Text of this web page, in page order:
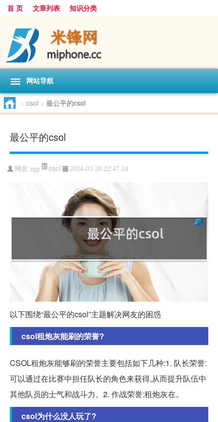
首 页 文章列表 知识分类
网站导航
> csol > 最公平的csol
最公平的csol
网友:zgp csol 2024-03-28 22:47:24
以下围绕“最公平的csol”主题解决网友的困惑
csol租炮灰能刷的荣誉?
CSOL租炮灰能够刷的荣誉主要包括如下几种:1. 队长荣誉:
可以通过在比赛中担任队长的角色来获得,从而提升队伍中
其他队员的士气和战斗力。2. 作战荣誉:租炮灰在。
csol为什么没人玩了?